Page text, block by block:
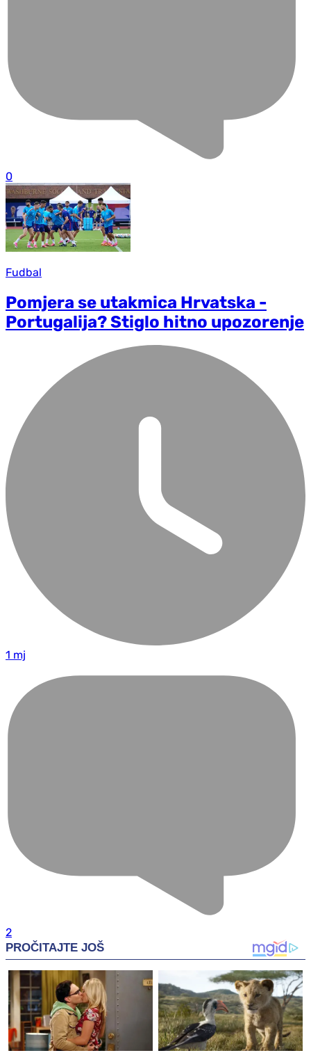
0
Fudbal
Pomjera se utakmica Hrvatska -
Portugalija? Stiglo hitno upozorenje
1 mj
2